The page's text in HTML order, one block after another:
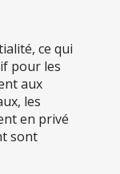
ce qui
pour les
aux
les
en privé
sont